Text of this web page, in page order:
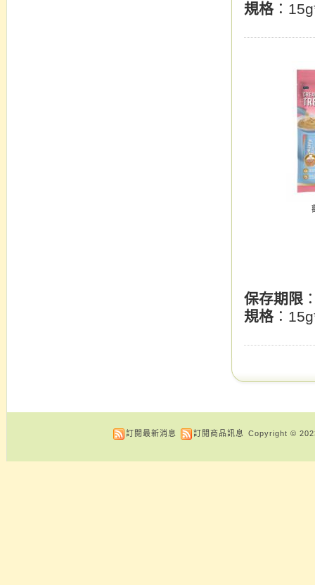
規格：
保存期限
規格：
訂閱最新消息 訂閱商品訊息 Copyright ©